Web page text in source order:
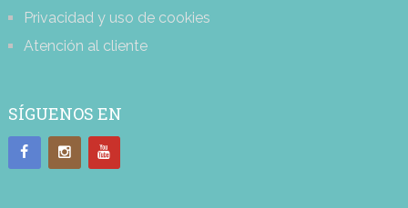
Privacidad y uso de cookies
Atención al cliente
SÍGUENOS EN